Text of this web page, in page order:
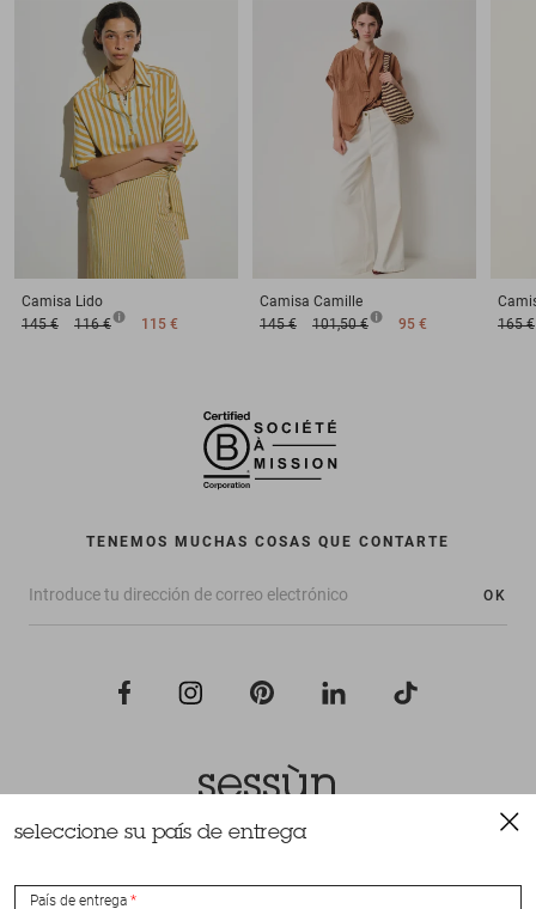
Camisa Lido
145 €
116 € 115 €
Camisa Camille
145 €
101,50 € 95 €
165 €
TENEMOS MUCHAS COSAS QUE CONTARTE
OK
Todos los derechos reservados Sessùn 2022
seleccione su país de entrega
País de entrega